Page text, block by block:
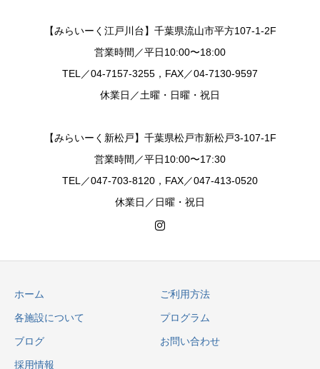
【みらいーく江戸川台】千葉県流山市平方107-1-2F
営業時間／平日10:00〜18:00
TEL／04-7157-3255，FAX／04-7130-9597
休業日／土曜・日曜・祝日
【みらいーく新松戸】千葉県松戸市新松戸3-107-1F
営業時間／平日10:00〜17:30
TEL／047-703-8120，FAX／047-413-0520
休業日／日曜・祝日
ホーム ご利用方法
各施設について プログラム
ブログ お問い合わせ
採用情報